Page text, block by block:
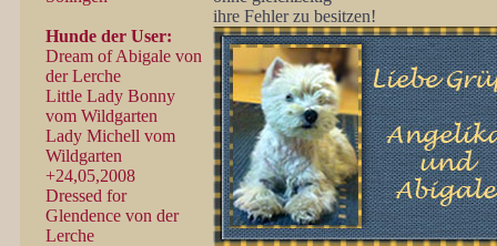
Hunde der User:
Dream of Abigale von
der Lerche
Little Lady Bonny
vom Wildgarten
Lady Michell vom
Wildgarten
+24,05,2008
Dressed for
Glendence von der
Lerche
ihre Fehler zu besitzen!